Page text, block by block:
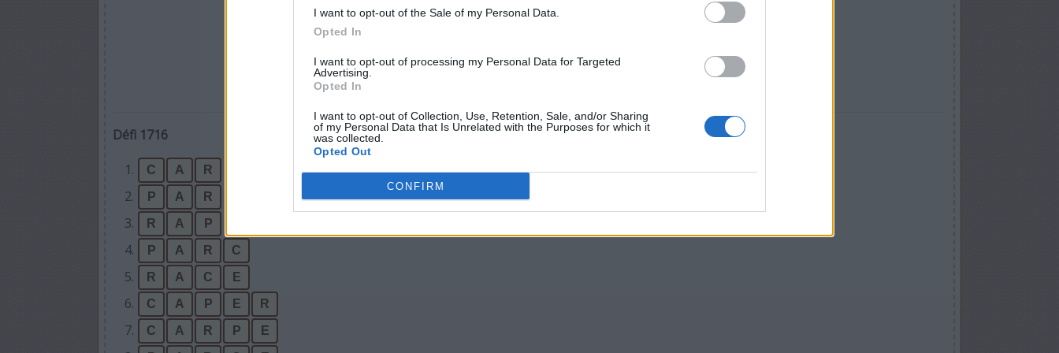
I want to opt-out of the Sale of my Personal Data.
Opted In
I want to opt-out of processing my Personal Data for Targeted
Advertising.
Opted In
I want to opt-out of Collection, Use, Retention, Sale, and/or Sharing
of my Personal Data that Is Unrelated with the Purposes for which it
was collected.
Opted Out
CONFIRM
Défi 1716
1.
C A R
2. P A R
3. R A P
4. P A R C
5. R A C E
6. C A P E R
7. C A R P E